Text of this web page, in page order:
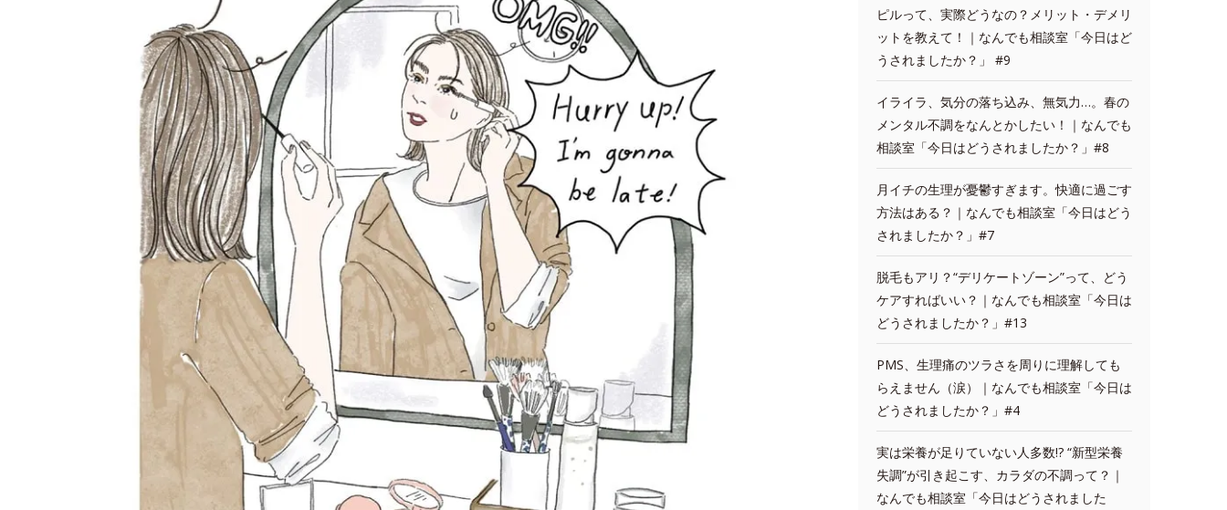
ピルって、実際どうなの？メリット・デメリ
ットを教えて！｜なんでも相談室「今日はど
うされましたか？」 #9
イライラ、気分の落ち込み、無気力…。春の
メンタル不調をなんとかしたい！｜なんでも
相談室「今日はどうされましたか？」#8
月イチの生理が憂鬱すぎます。快適に過ごす
方法はある？｜なんでも相談室「今日はどう
されましたか？」#7
脱毛もアリ？“デリケートゾーン”って、どう
ケアすればいい？｜なんでも相談室「今日は
どうされましたか？」#13
PMS、生理痛のツラさを周りに理解しても
らえません（涙）｜なんでも相談室「今日は
どうされましたか？」#4
実は栄養が足りていない人多数!? “新型栄養
失調”が引き起こす、カラダの不調って？｜
なんでも相談室「今日はどうされました